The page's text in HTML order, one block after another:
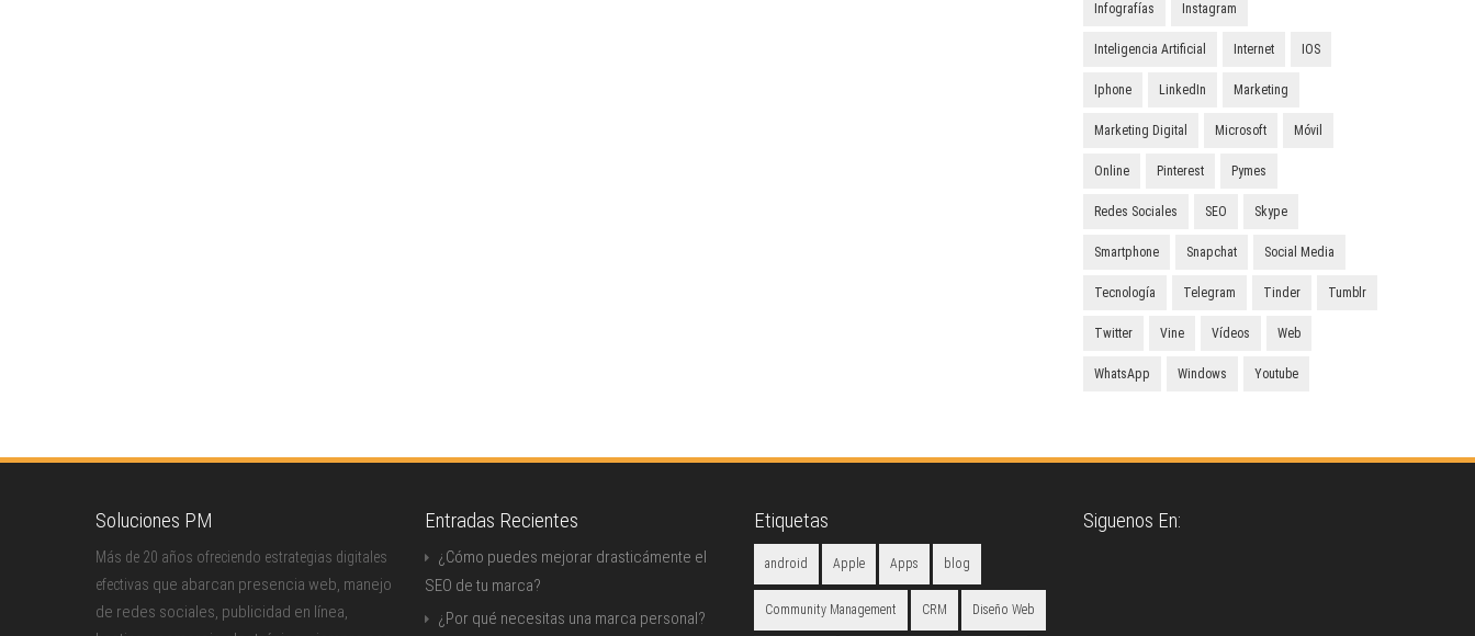
Infografías Instagram
Inteligencia Artificial Internet IOS
Iphone LinkedIn Marketing
Marketing Digital Microsoft Móvil
Online Pinterest Pymes
Redes Sociales SEO Skype
Smartphone Snapchat Social Media
Tecnología Telegram Tinder Tumblr
Twitter Vine Vídeos Web
WhatsApp Windows Youtube
Soluciones PM
Más de 20 años ofreciendo estrategias digitales
efectivas que abarcan presencia web, manejo
de redes sociales, publicidad en línea,
Entradas Recientes
¿Cómo puedes mejorar drasticámente el
SEO de tu marca?
¿Por qué necesitas una marca personal?
Etiquetas
android Apple Apps blog
Community Management CRM Diseño Web
Siguenos En: